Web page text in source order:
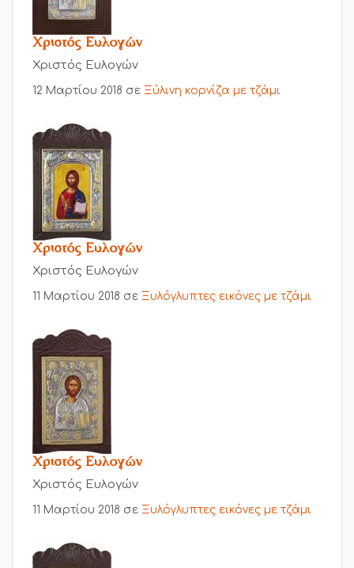
Χριστός Ευλογών
Χριστός Ευλογών
12 Μαρτίου 2018 σε Ξύλινη κορνίζα με τζάμι
Χριστός Ευλογών
Χριστός Ευλογών
11 Μαρτίου 2018 σε Ξυλόγλυπτες εικόνες με τζάμι
Χριστός Ευλογών
Χριστός Ευλογών
11 Μαρτίου 2018 σε Ξυλόγλυπτες εικόνες με τζάμι